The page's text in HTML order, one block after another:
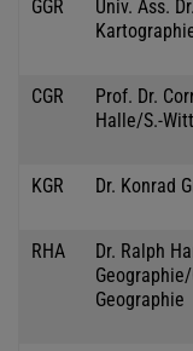
GGR
Univ. Ass.
CGR
Prof. Dr.
Halle/S.-
KGR Dr. Konrad
RHA
Dr. Ralph
Geographie